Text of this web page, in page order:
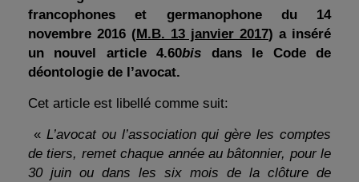
francophones et germanophone du 14
novembre 2016 (M.B. 13 janvier 2017) a inséré
un nouvel article 4.60bis dans le Code de
déontologie de l’avocat.
Cet article est libellé comme suit:
« L’avocat ou l’association qui gère les comptes
de tiers, remet chaque année au bâtonnier, pour le
30 juin ou dans les six mois de la clôture de